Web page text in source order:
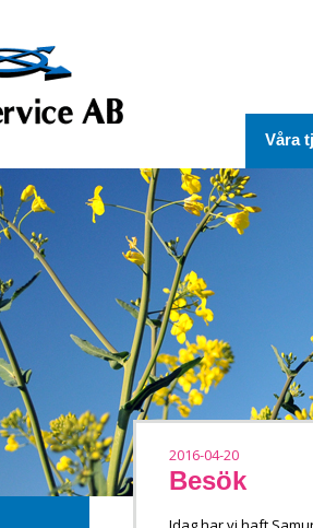
Våra
2016-04-20
Besök